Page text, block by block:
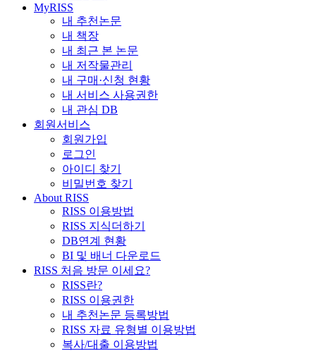
MyRISS
내 추천논문
내 책장
내 최근 본 논문
내 저작물관리
내 구매·신청 현황
내 서비스 사용권한
내 관심 DB
회원서비스
회원가입
로그인
아이디 찾기
비밀번호 찾기
About RISS
RISS 이용방법
RISS 지식더하기
DB연계 현황
BI 및 배너 다운로드
RISS 처음 방문 이세요?
RISS란?
RISS 이용권한
내 추천논문 등록방법
RISS 자료 유형별 이용방법
복사/대출 이용방법